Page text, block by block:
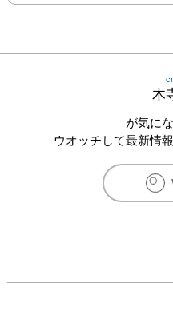
木
が気に
ウオッチして最新情